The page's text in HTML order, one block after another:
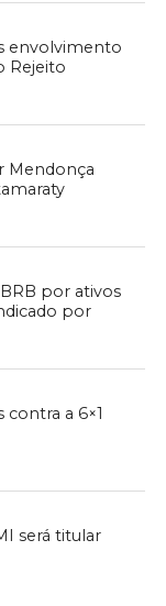
envolvimento
Rejeito
Mendonça
por ativos
por
a 6×1
será titular